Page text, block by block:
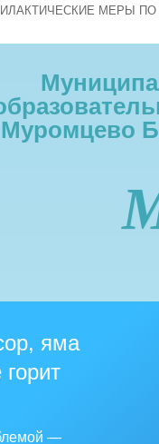
МЕРЫ
Муромцево
яма
—